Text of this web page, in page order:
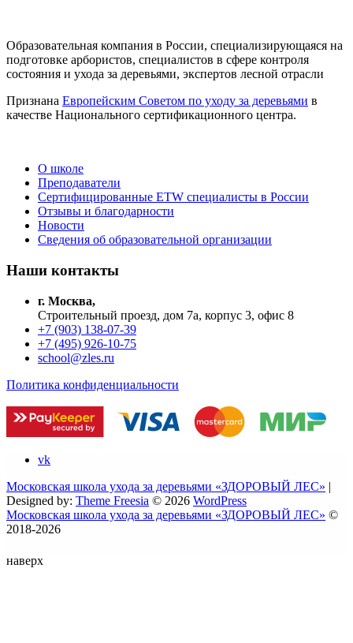
Образовательная компания в России, специализирующаяся на
подготовке арбористов, специалистов в сфере контроля
состояния и ухода за деревьями, экспертов лесной отрасли
Признана Европейским Советом по уходу за деревьями в
качестве Национального сертификационного центра.
О школе
Преподаватели
Сертифицированные ETW специалисты в России
Отзывы и благодарности
Новости
Сведения об образовательной организации
Наши контакты
г. Москва,
Строительный проезд, дом 7а, корпус 3, офис 8
+7 (903) 138-07-39
+7 (495) 926-10-75
school@zles.ru
Политика конфиденциальности
vk
Московская школа ухода за деревьями «ЗДОРОВЫЙ ЛЕС» |
Designed by: Theme Freesia © 2026 WordPress
Московская школа ухода за деревьями «ЗДОРОВЫЙ ЛЕС» ©
2018-2026
наверх